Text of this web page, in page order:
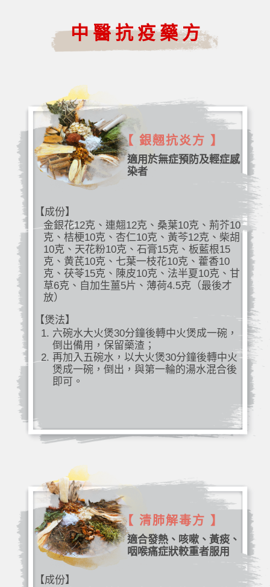
中醫抗疫藥方
【 銀翹抗炎方 】
適用於無症預防及輕症感
染者
【成份】
金銀花12克、連翹12克、桑葉10克、荊芥10
克、桔梗10克、杏仁10克、黃芩12克、柴胡
10克、天花粉10克、石膏15克、板藍根15
克、黄芪10克、七葉一枝花10克、藿香10
克、茯苓15克、陳皮10克、法半夏10克、甘
草6克、自加生薑5片、薄荷4.5克（最後才
放）
【煲法】
六碗水大火煲30分鐘後轉中火煲成一碗，
倒出備用，保留藥渣；
再加入五碗水，以大火煲30分鐘後轉中火
煲成一碗，倒出，與第一輪的湯水混合後
即可。
【 清肺解毒方 】
適合發熱、咳嗽、黃痰、
咽喉痛症狀較重者服用
【成份】